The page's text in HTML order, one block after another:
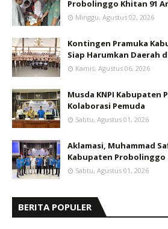
Probolinggo Khitan 91
Minggu, Agustus 02, 2026
Kontingen Pramuka
Siap Harumkan Daerah
Kamis, Agustus 06, 2026
Musda KNPI Kabupaten
Kolaborasi Pemuda
Sabtu, Agustus 01, 2026
Aklamasi, Muhammad
Kabupaten Probolinggo
Sabtu, Agustus 01, 2026
BERITA POPULER